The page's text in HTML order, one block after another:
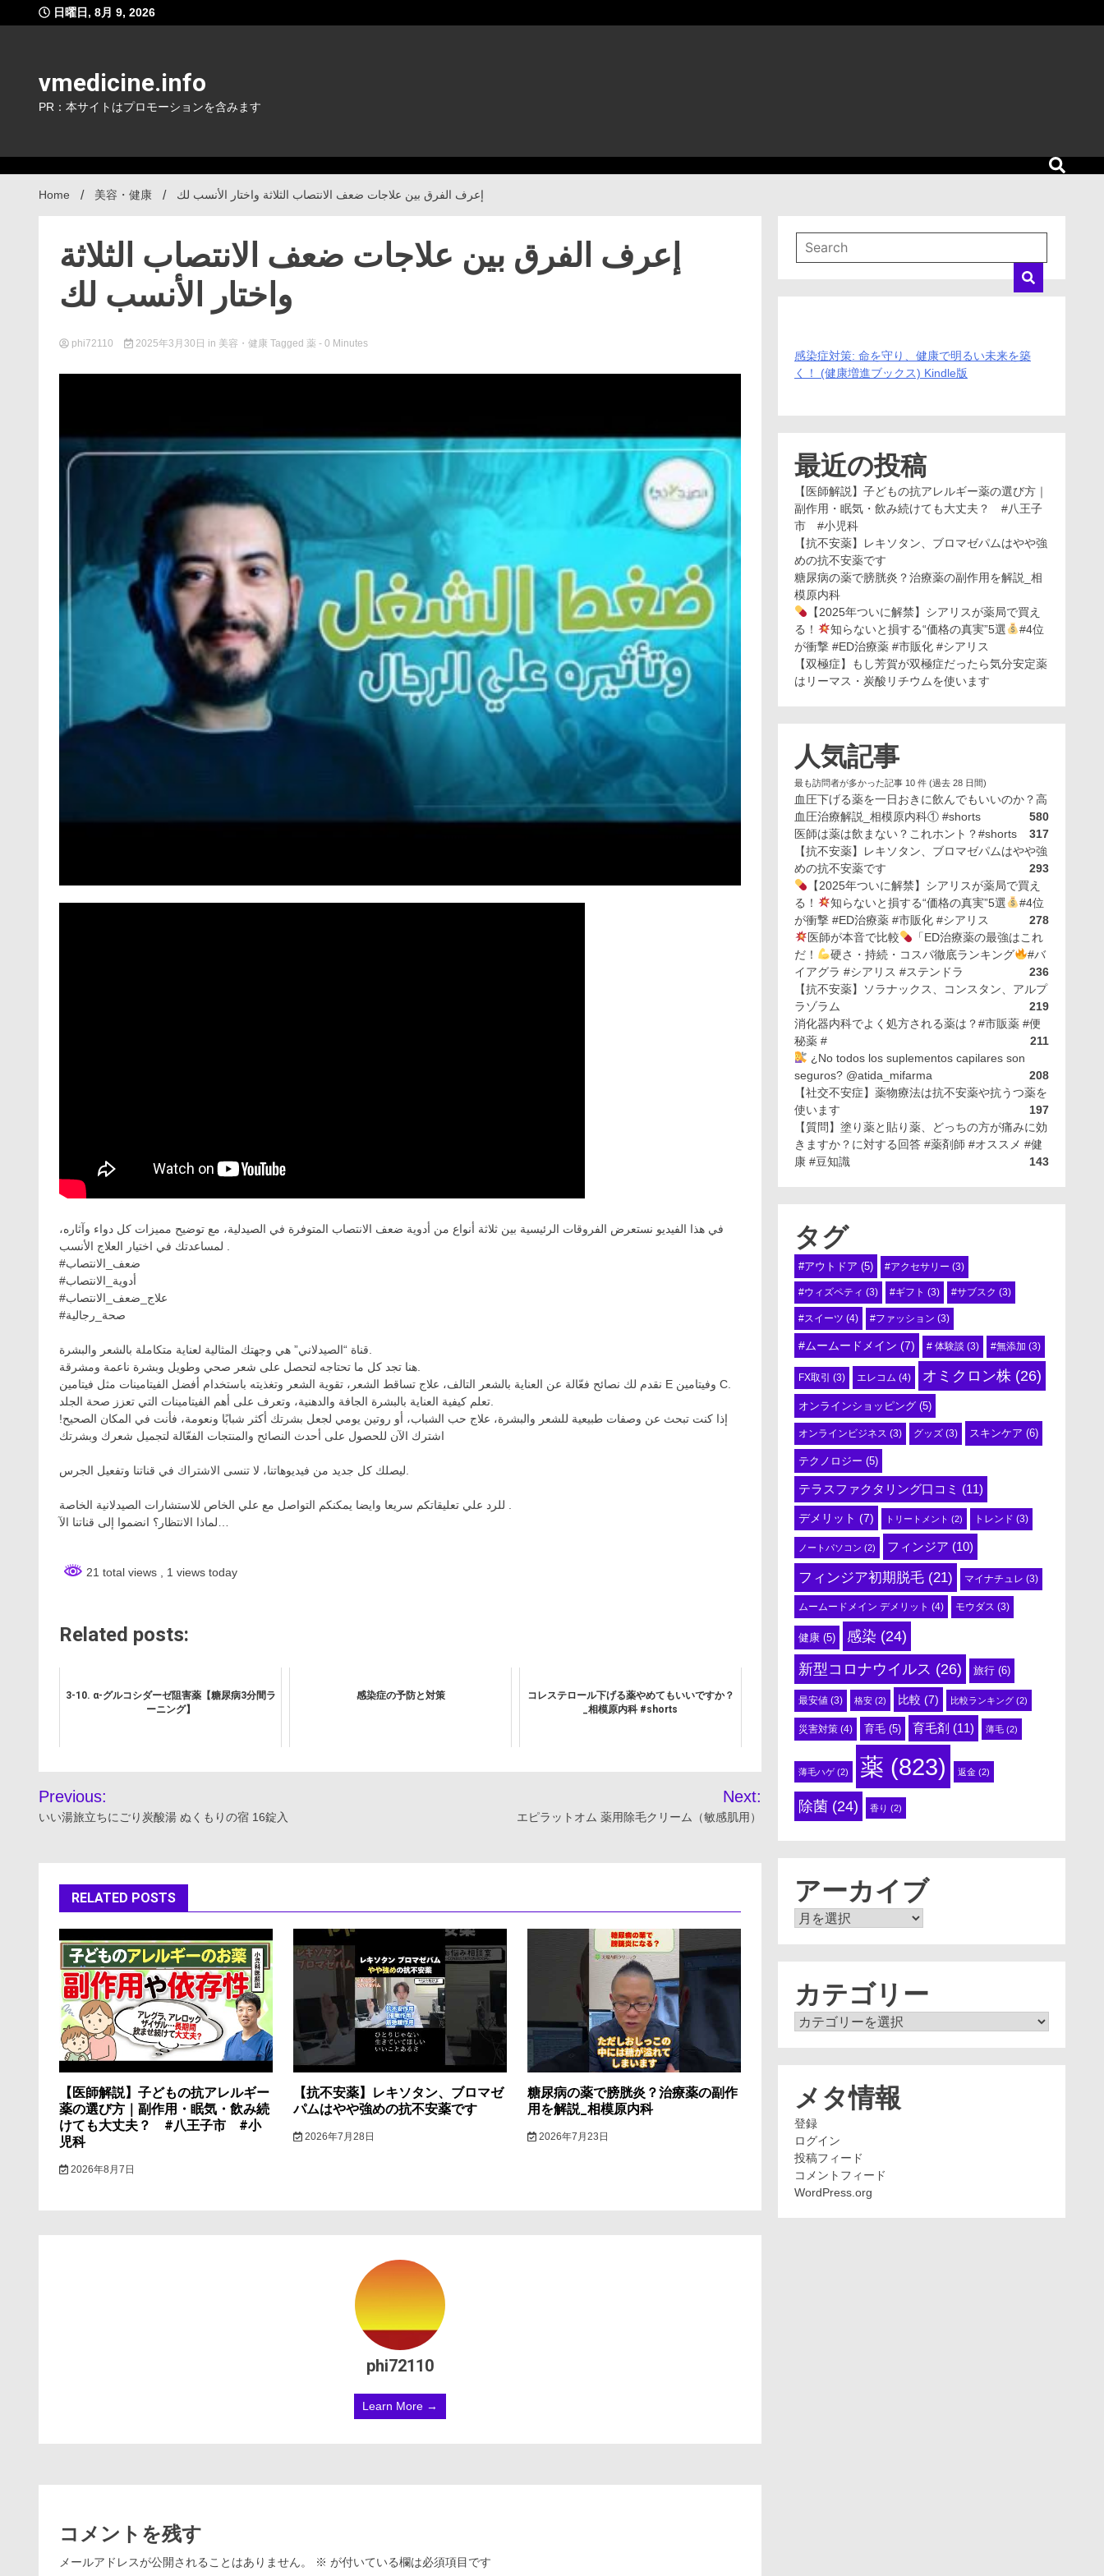
to
日曜日, 8月 9, 2026
vmedicine.info
PR：本サイトはプロモーションを含みます
Home 美容・健康 إعرف الفرق بين علاجات ضعف الانتصاب الثلاثة واختار الأنسب لك
إعرف الفرق بين علاجات ضعف الانتصاب الثلاثة
واختار الأنسب لك
phi72110 2025年3月30日 in 美容・健康 Tagged 薬 - 0 Minutes
في هذا الفيديو نستعرض الفروقات الرئيسية بين ثلاثة أنواع من أدوية ضعف الانتصاب المتوفرة في الصيدلية، مع توضيح مميزات كل دواء وآثاره،
#ضعف_الانتصاب
#أدوية_الانتصاب
#علاج_ضعف_الانتصاب
#صحة_رجالية
نقدم لك نصائح فعّالة عن العناية بالشعر التالف، علاج تساقط الشعر، تقوية الشعر وتغذيته باستخدام أفضل الفيتامينات مثل فيتامين E وفيتامين C.
إذا كنت تبحث عن وصفات طبيعية للشعر والبشرة، علاج حب الشباب، أو روتين يومي لجعل بشرتك أكثر شبابًا ونعومة، فأنت في المكان الصحيح!
اشترك الآن للحصول على أحدث النصائح والمنتجات الفعّالة لتجميل شعرك وبشرتك
21 total views , 1 views today
Related posts:
3-10. α-グルコシダーゼ阻害薬【糖尿病3分間ラ
ーニング】
感染症の予防と対策
コレステロール下げる薬やめてもいいですか？
_相模原内科 #shorts
投
稿
ビ
ゲ
シ
ョ
ン
Previous:
いい湯旅立ちにごり炭酸湯 ぬくもりの宿 16錠入
Next:
エピラットオム 薬用除毛クリーム（敏感肌用）
RELATED POSTS
【医師解説】子どもの抗アレルギー
薬の選び方｜副作用・眠気・飲み続
けても大丈夫？ #八王子市 #小
児科
2026年8月7日
【抗不安薬】レキソタン、ブロマゼ
パムはやや強めの抗不安薬です
2026年7月28日
糖尿病の薬で膀胱炎？治療薬の副作
用を解説_相模原内科
2026年7月23日
phi72110
Learn More →
コメントを残す
メールアドレスが公開されることはありません。 ※ が付いている欄は必須項目です
感染症対策: 命を守り、健康で明るい未来を築
く！ (健康増進ブックス) Kindle版
最近の投稿
【医師解説】子どもの抗アレルギー薬の選び方｜
副作用・眠気・飲み続けても大丈夫？ #八王子
市 #小児科
【抗不安薬】レキソタン、ブロマゼパムはやや強
めの抗不安薬です
糖尿病の薬で膀胱炎？治療薬の副作用を解説_相
模原内科
【2025年ついに解禁】シアリスが薬局で買え
る！
知らないと損する“価格の真実”5選
#4位
が衝撃 #ED治療薬 #市販化 #シアリス
【双極症】もし芳賀が双極症だったら気分安定薬
はリーマス・炭酸リチウムを使います
人気記事
最も訪問者が多かった記事 10 件 (過去 28 日間)
血圧下げる薬を一日おきに飲んでもいいのか？高
血圧治療解説_相模原内科① #shorts
580
医師は薬は飲まない？これホント？#shorts
317
【抗不安薬】レキソタン、ブロマゼパムはやや強
めの抗不安薬です
293
【2025年ついに解禁】シアリスが薬局で買え
る！
知らないと損する“価格の真実”5選
#4位
が衝撃 #ED治療薬 #市販化 #シアリス
278
医師が本音で比較
「ED治療薬の最強はこれ
だ！
硬さ・持続・コスパ徹底ランキング
#バ
イアグラ #シアリス #ステンドラ
236
【抗不安薬】ソラナックス、コンスタン、アルプ
ラゾラム
219
消化器内科でよく処方される薬は？#市販薬 #便
秘薬 #
211
¿No todos los suplementos capilares son
seguros? @atida_mifarma
208
【社交不安症】薬物療法は抗不安薬や抗うつ薬を
使います
197
【質問】塗り薬と貼り薬、どっちの方が痛みに効
きますか？に対する回答 #薬剤師 #オススメ #健
康 #豆知識
143
タグ
#アウトドア (5) #アクセサリー (3)
#ウィズペティ (3) #ギフト (3) #サブスク (3)
#スイーツ (4) #ファッション (3)
#ムームードメイン (7) # 体験談 (3) #無添加 (3)
FX取引 (3) エレコム (4) オミクロン株 (26)
オンラインショッピング (5)
オンラインビジネス (3) グッズ (3) スキンケア (6)
テクノロジー (5)
テラスファクタリング口コミ (11)
デメリット (7) トリートメント (2) トレンド (3)
ノートパソコン (2) フィンジア (10)
フィンジア初期脱毛 (21) マイナチュレ (3)
ムームードメイン デメリット (4) モウダス (3)
健康 (5) 感染 (24)
新型コロナウイルス (26) 旅行 (6)
最安値 (3) 格安 (2) 比較 (7) 比較ランキング (2)
災害対策 (4) 育毛 (5) 育毛剤 (11) 薄毛 (2)
薄毛ハゲ(2) 薬 (823) 返金 (2)
除菌 (24) 香り (2)
アーカイブ
ア
カテゴリー
カ
メタ情報
登録
ログイン
投稿フィード
コメントフィード
WordPress.org